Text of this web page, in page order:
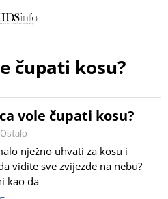
čupati kosu?
vole čupati kosu?
Ostalo
nježno uhvati za kosu i
vidite sve zvijezde na nebu?
kao da